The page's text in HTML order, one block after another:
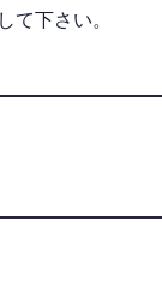
下さい。